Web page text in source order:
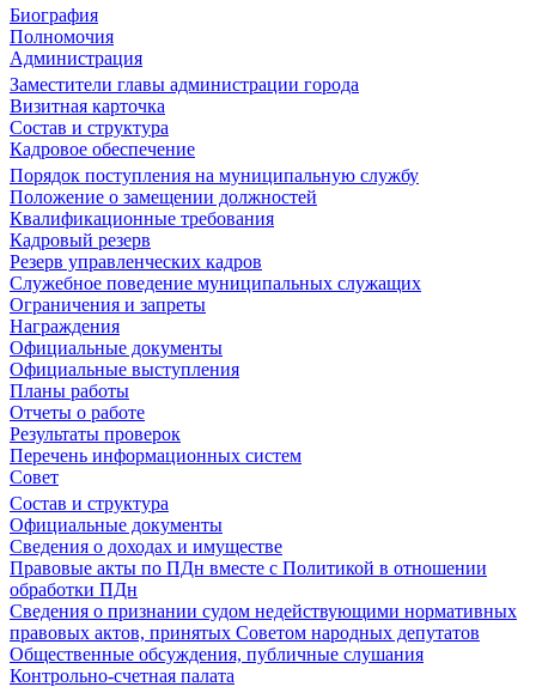
Биография
Полномочия
Администрация
Заместители главы администрации города
Визитная карточка
Состав и структура
Кадровое обеспечение
Порядок поступления на муниципальную службу
Положение о замещении должностей
Квалификационные требования
Кадровый резерв
Резерв управленческих кадров
Служебное поведение муниципальных служащих
Ограничения и запреты
Награждения
Официальные документы
Официальные выступления
Планы работы
Отчеты о работе
Результаты проверок
Перечень информационных систем
Совет
Состав и структура
Официальные документы
Сведения о доходах и имуществе
Правовые акты по ПДн вместе с Политикой в отношении
обработки ПДн
Сведения о признании судом недействующими нормативных
правовых актов, принятых Советом народных депутатов
Общественные обсуждения, публичные слушания
Контрольно-счетная палата